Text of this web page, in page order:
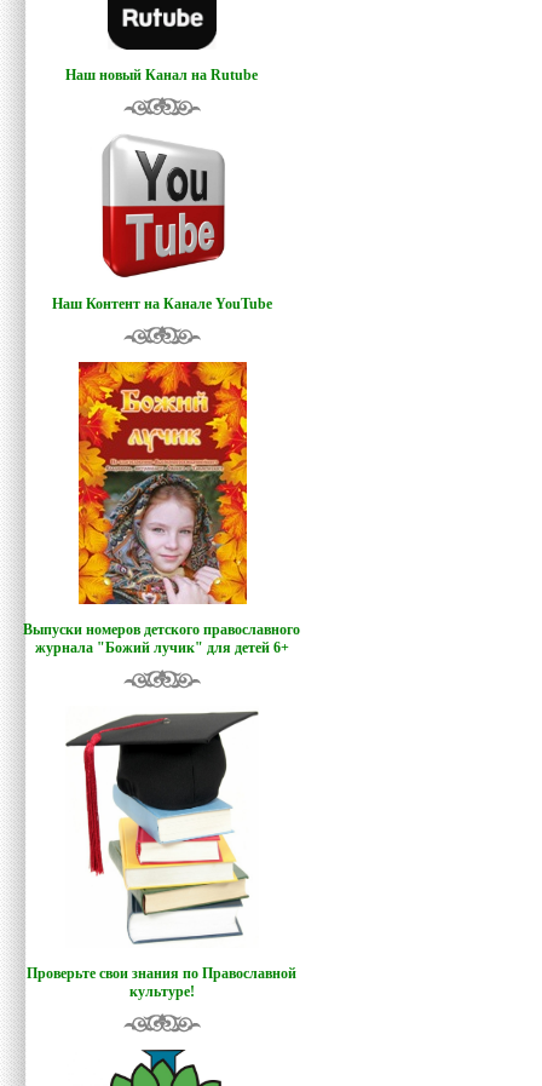
Наш новый Канал на Rutube
Наш Контент на Канале YouTube
Выпуски номеров детского православного
журнала "Божий лучик" для детей 6+
Проверьте свои знания по Православной
культуре!